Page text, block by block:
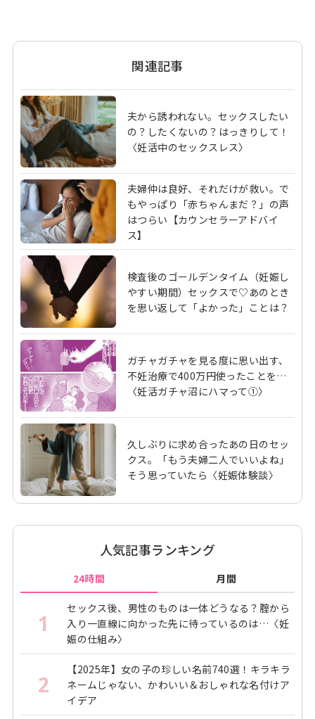
関連記事
夫から誘われない。セックスしたい
の？したくないの？はっきりして！
〈妊活中のセックスレス〉
夫婦仲は良好、それだけが救い。で
もやっぱり「赤ちゃんまだ？」の声
はつらい【カウンセラーアドバイ
ス】
検査後のゴールデンタイム（妊娠し
やすい期間）セックスで♡あのとき
を思い返して「よかった」ことは？
ガチャガチャを見る度に思い出す、
不妊治療で400万円使ったことを…
〈妊活ガチャ沼にハマって①〉
久しぶりに求め合ったあの日のセッ
クス。「もう夫婦二人でいいよね」
そう思っていたら〈妊娠体験談〉
人気記事ランキング
24時間 月間
1
セックス後、男性のものは一体どうなる？腟から
入り一直線に向かった先に待っているのは…〈妊
娠の仕組み〉
2
【2025年】女の子の珍しい名前740選！キラキラ
ネームじゃない、かわいい＆おしゃれな名付けア
イデア